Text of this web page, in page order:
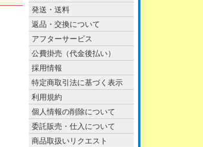
発送・送料
返品・交換について
アフターサービス
公費掛売（代金後払い）
採用情報
特定商取引法に基づく表示
利用規約
個人情報の削除について
委託販売・仕入について
商品取扱いリクエスト